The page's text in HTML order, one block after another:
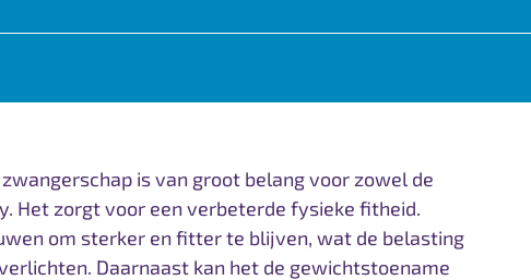
is van groot belang voor zowel de
Het zorgt voor een verbeterde fysieke fitheid.
om sterker en fitter te blijven, wat de belasting
Daarnaast kan het de gewichtstoename